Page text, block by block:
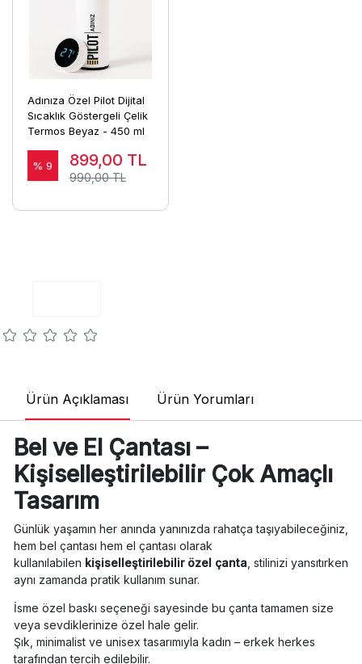
Adınıza Özel Pilot Dijital
Sıcaklık Göstergeli Çelik
Termos Beyaz - 450 ml
% 9 899,00 TL
990,00 TL
Ürün Açıklaması Ürün Yorumları
Bel ve El Çantası –
Kişiselleştirilebilir Çok Amaçlı
Tasarım
Günlük yaşamın her anında yanınızda rahatça taşıyabileceğiniz,
hem bel çantası hem el çantası olarak
kullanılabilen kişiselleştirilebilir özel çanta , stilinizi yansıtırken
aynı zamanda pratik kullanım sunar.
İsme özel baskı seçeneği sayesinde bu çanta tamamen size
veya sevdiklerinize özel hale gelir.
Şık, minimalist ve unisex tasarımıyla kadın – erkek herkes
tarafından tercih edilebilir.